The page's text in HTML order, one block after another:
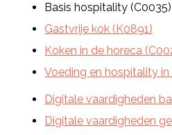
Basis hospitality (C0035)
Gastvrije kok (K0891)
Koken in de horeca
Voeding en hospitality in
Digitale vaardigheden
Digitale vaardigheden
Deel via